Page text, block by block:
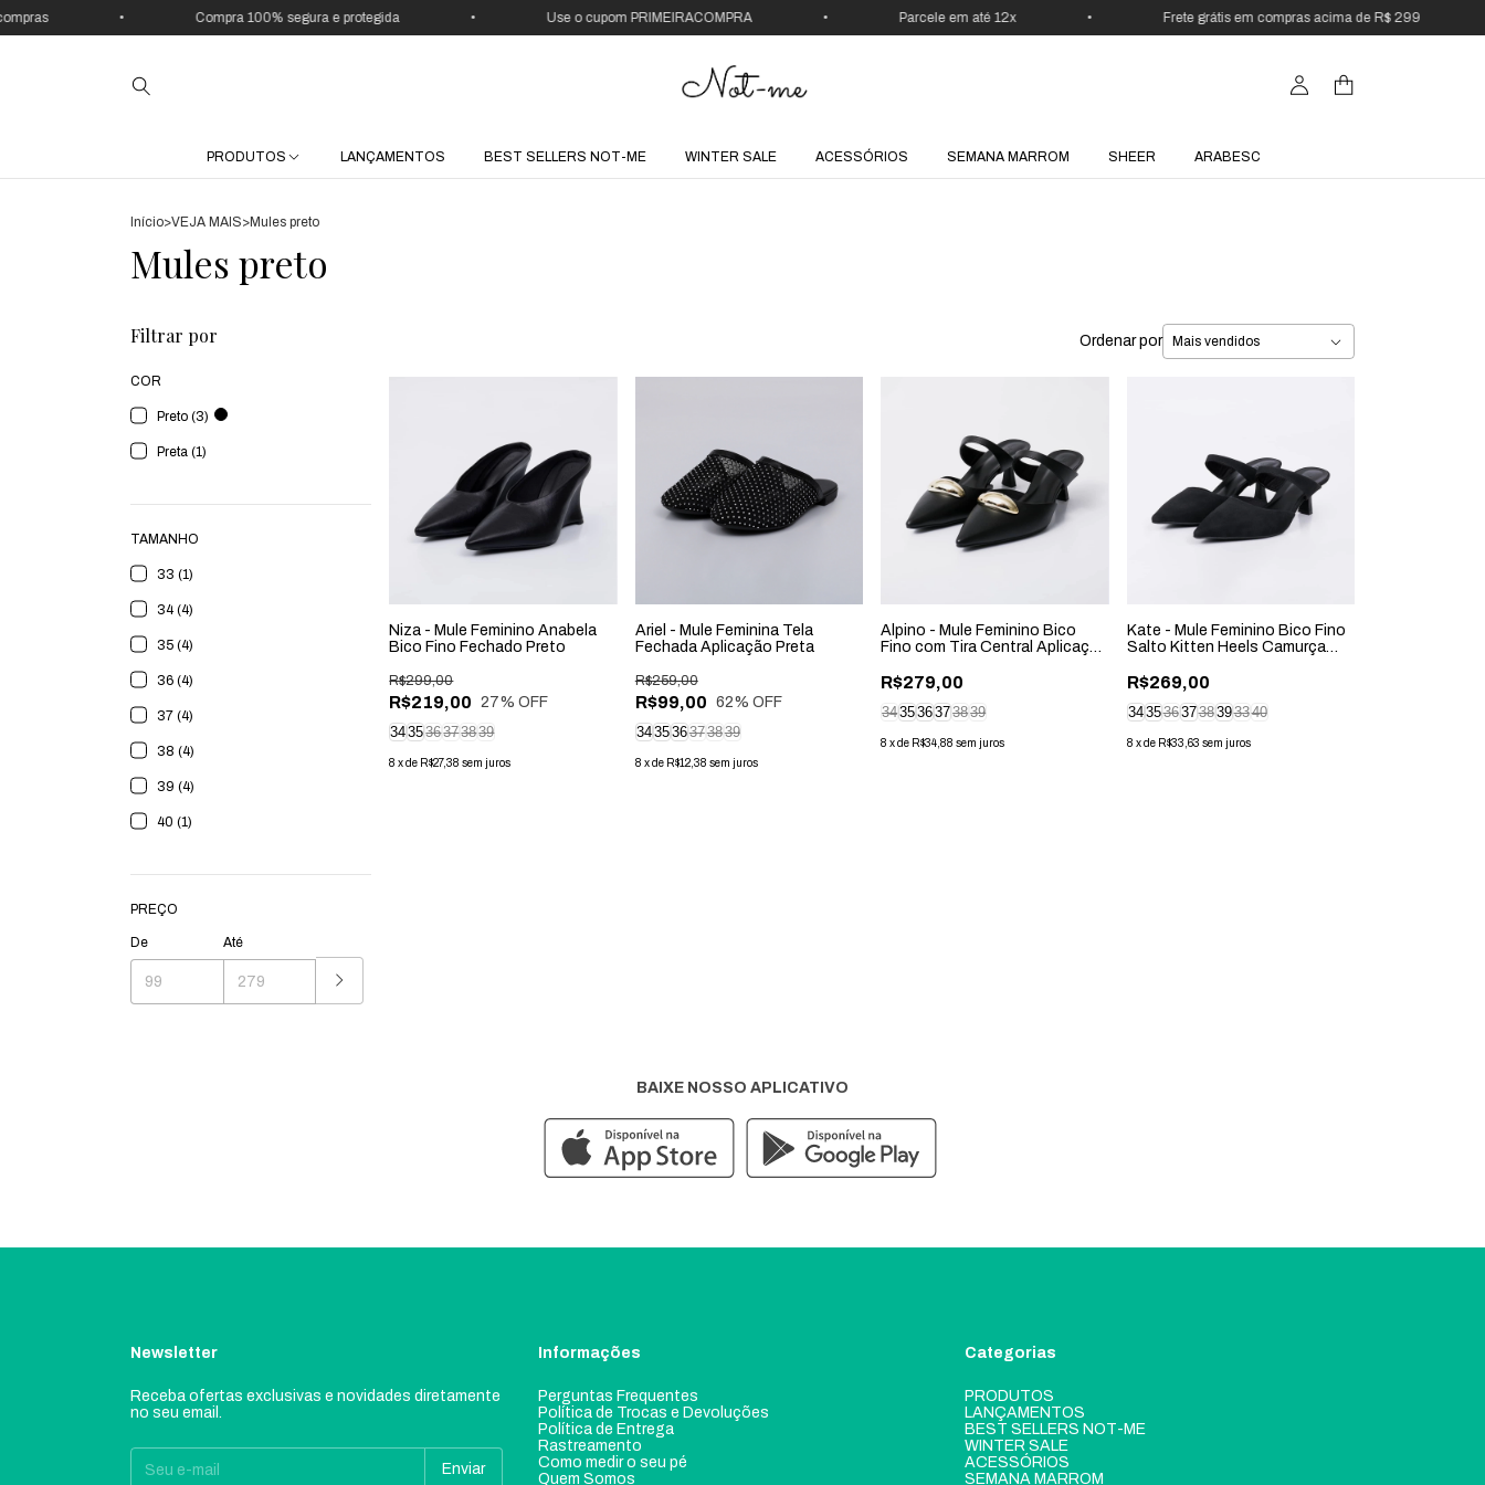
Compra 100% segura e protegida Use o cupom PRIMEIRACOMPRA Parcele em até 12x Frete grátis em compras acima de R$ 299
PRODUTOS LANÇAMENTOS BEST SELLERS NOT-ME WINTER SALE ACESSÓRIOS SEMANA MARROM SHEER ARABESC
Início>VEJA MAIS>Mules preto
Mules preto
Filtrar por
COR
Preto (3)
Preta (1)
TAMANHO
33 (1)
34 (4)
35 (4)
36 (4)
37 (4)
38 (4)
39 (4)
40 (1)
PREÇO
De Até
Ordenar por
Niza - Mule Feminino Anabela
Bico Fino Fechado Preto
R$219,00
R$299,00
27% OFF
343536373839
8 xde R$27,38 sem juros
Ariel - Mule Feminina Tela
Fechada Aplicação Preta
R$99,00
R$259,00
62% OFF
343536373839
8 xde R$12,38 sem juros
Alpino - Mule Feminino Bico
Fino com Tira Central Aplicação
R$279,00
343536373839
8 xde R$34,88 sem juros
Kate - Mule Feminino Bico Fino
Salto Kitten Heels Camurça
R$269,00
3435363738393340
8 xde R$33,63 sem juros
BAIXE NOSSO APLICATIVO
Newsletter
Receba ofertas exclusivas e novidades diretamente
no seu email.
Informações
Perguntas Frequentes
Política de Trocas e Devoluções
Política de Entrega
Rastreamento
Como medir o seu pé
Quem Somos
Categorias
PRODUTOS
LANÇAMENTOS
BEST SELLERS NOT-ME
WINTER SALE
ACESSÓRIOS
SEMANA MARROM